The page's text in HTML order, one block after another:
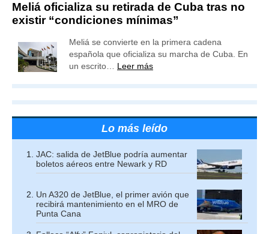
Meliá oficializa su retirada de Cuba tras no
existir “condiciones mínimas”
Meliá se convierte en la primera cadena
española que oficializa su marcha de Cuba. En
un escrito… Leer más
Lo más leído
JAC: salida de JetBlue podría aumentar
boletos aéreos entre Newark y RD
Un A320 de JetBlue, el primer avión que
recibirá mantenimiento en el MRO de
Punta Cana